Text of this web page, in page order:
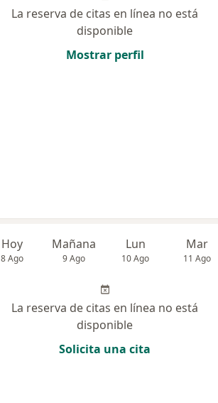
La reserva de citas en línea no está
disponible
Mostrar perfil
Hoy
8 Ago
Mañana
9 Ago
Lun
10 Ago
Mar
11 Ago
La reserva de citas en línea no está
disponible
Solicita una cita